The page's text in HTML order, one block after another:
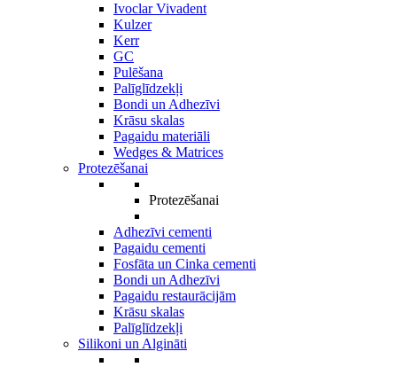
Ivoclar Vivadent
Kulzer
Kerr
GC
Pulēšana
Palīglīdzekļi
Bondi un Adhezīvi
Krāsu skalas
Pagaidu materiāli
Wedges & Matrices
Protezēšanai
Protezēšanai
Adhezīvi cementi
Pagaidu cementi
Fosfāta un Cinka cementi
Bondi un Adhezīvi
Pagaidu restaurācijām
Krāsu skalas
Palīglīdzekļi
Silikoni un Algināti